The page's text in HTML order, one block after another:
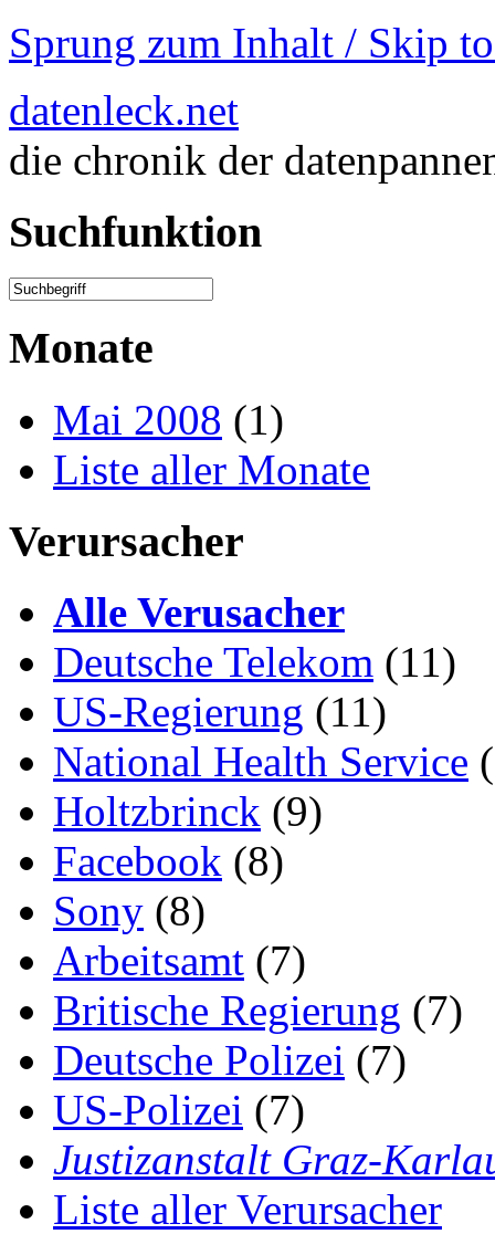
Sprung zum Inhalt / Skip
datenleck.net
die chronik der
Suchfunktion
Monate
Mai 2008 (1)
Liste aller Monate
Verursacher
Alle Verusacher
Deutsche Telekom (11)
US-Regierung (11)
National Health Service
Holtzbrinck (9)
Facebook (8)
Sony (8)
Arbeitsamt (7)
Britische Regierung (7)
Deutsche Polizei (7)
US-Polizei (7)
Justizanstalt Graz-
Liste aller Verursacher